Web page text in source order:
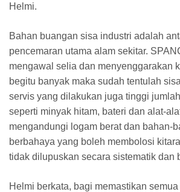
Helmi.
Bahan buangan sisa industri adalah
pencemaran utama alam sekitar.
mengawal selia dan menyenggarakan
begitu banyak maka sudah tentulah
servis yang dilakukan juga tinggi
seperti minyak hitam, bateri dan alat-
mengandungi logam berat dan bahan-
berbahaya yang boleh membolosi
tidak dilupuskan secara sistematik dan
Helmi berkata, bagi memastikan